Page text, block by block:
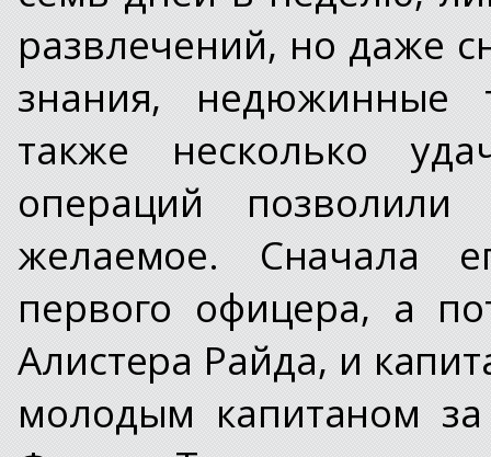
развлечений, но даже
знания, недюжинные
также несколько
операций
желаемое. Сначала
первого офицера, а
Алистера Райда, и
молодым капитаном